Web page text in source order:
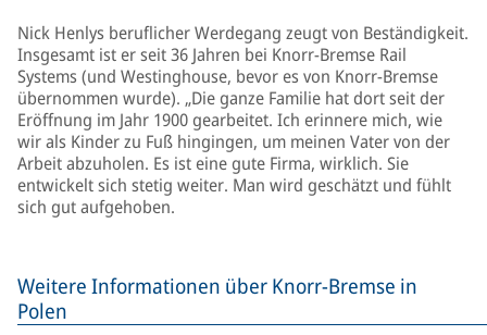
Nick Henlys beruflicher Werdegang zeugt von Beständigkeit.
Insgesamt ist er seit 36 Jahren bei Knorr-Bremse Rail
Systems (und Westinghouse, bevor es von Knorr-Bremse
übernommen wurde). „Die ganze Familie hat dort seit der
Eröffnung im Jahr 1900 gearbeitet. Ich erinnere mich, wie
wir als Kinder zu Fuß hingingen, um meinen Vater von der
Arbeit abzuholen. Es ist eine gute Firma, wirklich. Sie
entwickelt sich stetig weiter. Man wird geschätzt und fühlt
sich gut aufgehoben.
Weitere Informationen über Knorr-Bremse in
Polen